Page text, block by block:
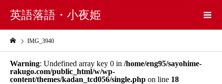
英語落語・小夜姫
IMG_3940
Warning: Undefined array key 0 in /home/eng95/sayohime-
rakugo.com/public_html/w/wp-
content/themes/kadan_tcd056/single.php on line 18